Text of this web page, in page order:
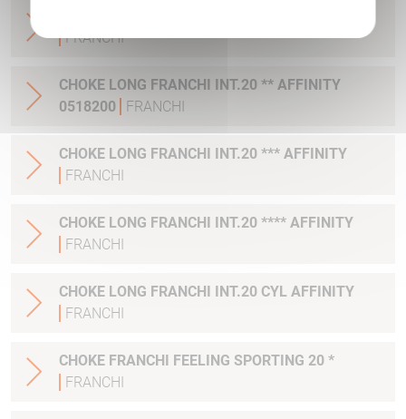
FRANCHI
CHOKE LONG FRANCHI INT.20 ** AFFINITY
0518200
FRANCHI
CHOKE LONG FRANCHI INT.20 *** AFFINITY
FRANCHI
CHOKE LONG FRANCHI INT.20 **** AFFINITY
FRANCHI
CHOKE LONG FRANCHI INT.20 CYL AFFINITY
FRANCHI
CHOKE FRANCHI FEELING SPORTING 20 *
FRANCHI